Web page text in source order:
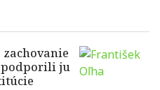
podporili ju